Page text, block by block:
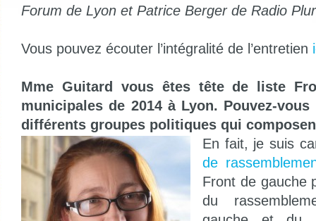
Forum de Lyon et Patrice Berger de Radio
Vous pouvez écouter l’intégralité de l’entretien
Mme Guitard vous êtes tête de liste
municipales de 2014 à Lyon. Pouvez-
différents groupes politiques qui
En fait, je suis
de
Front de gauche
du